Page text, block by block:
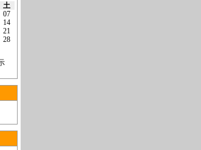
土
07
14
21
28